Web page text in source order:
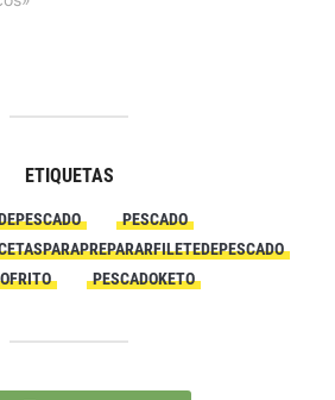
ETIQUETAS
PESCADO
PESCADOKETO